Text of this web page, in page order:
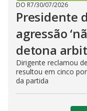
DO R7/30/07/2026
Presidente
agressão
detona
Dirigente reclamou
resultou em cinco
da partida